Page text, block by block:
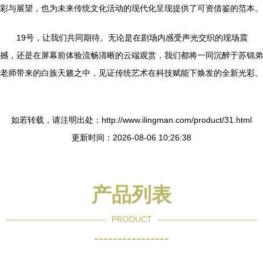
彩与展望，也为未来传统文化活动的现代化呈现提供了可资借鉴的范本。
19号，让我们共同期待。无论是在剧场内感受声光交织的现场震
撼，还是在屏幕前体验流畅清晰的云端观赏，我们都将一同沉醉于苏锦弟
老师带来的白族天籁之中，见证传统艺术在科技赋能下焕发的全新光彩。
如若转载，请注明出处：http://www.ilingman.com/product/31.html
更新时间：2026-08-06 10:26:38
产品列表
PRODUCT
----------------